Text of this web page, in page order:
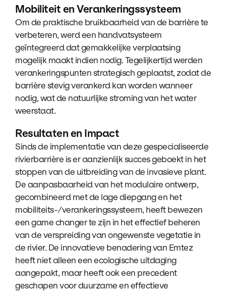
Mobiliteit en Verankeringssysteem
Om de praktische bruikbaarheid van de barrière te
verbeteren, werd een handvatsysteem
geïntegreerd dat gemakkelijke verplaatsing
mogelijk maakt indien nodig. Tegelijkertijd werden
verankeringspunten strategisch geplaatst, zodat de
barrière stevig verankerd kan worden wanneer
nodig, wat de natuurlijke stroming van het water
weerstaat.
Resultaten en Impact
Sinds de implementatie van deze gespecialiseerde
rivierbarrière is er aanzienlijk succes geboekt in het
stoppen van de uitbreiding van de invasieve plant.
De aanpasbaarheid van het modulaire ontwerp,
gecombineerd met de lage diepgang en het
mobiliteits-/verankeringssysteem, heeft bewezen
een game changer te zijn in het effectief beheren
van de verspreiding van ongewenste vegetatie in
de rivier. De innovatieve benadering van Emtez
heeft niet alleen een ecologische uitdaging
aangepakt, maar heeft ook een precedent
geschapen voor duurzame en effectieve